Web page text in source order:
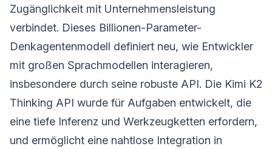
Zugänglichkeit mit Unternehmensleistung
verbindet. Dieses Billionen-Parameter-
Denkagentenmodell definiert neu, wie Entwickler
mit großen Sprachmodellen interagieren,
insbesondere durch seine robuste API. Die Kimi K2
Thinking API wurde für Aufgaben entwickelt, die
eine tiefe Inferenz und Werkzeugketten erfordern,
und ermöglicht eine nahtlose Integration in